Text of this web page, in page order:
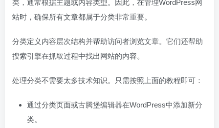
类，通常根据主题或内容类型。因此，在管理WordPress网
站时，确保所有文章都属于分类非常重要。
分类定义内容层次结构并帮助访问者浏览文章。它们还帮助
搜索引擎在抓取过程中找出网站的内容。
处理分类不需要太多技术知识。只需按照上面的教程即可：
通过分类页面或古腾堡编辑器在WordPress中添加新分
类。